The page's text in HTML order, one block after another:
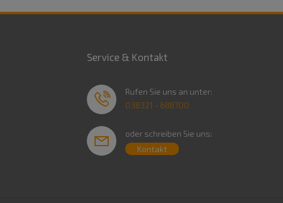
Service & Kontakt
Rufen Sie uns an unter:
038321 - 688700
oder schreiben Sie uns:
Kontakt